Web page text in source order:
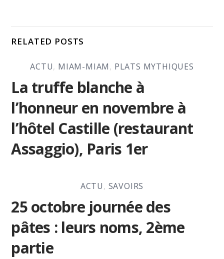
RELATED POSTS
ACTU, MIAM-MIAM, PLATS MYTHIQUES
La truffe blanche à
l’honneur en novembre à
l’hôtel Castille (restaurant
Assaggio), Paris 1er
ACTU, SAVOIRS
25 octobre journée des
pâtes : leurs noms, 2ème
partie